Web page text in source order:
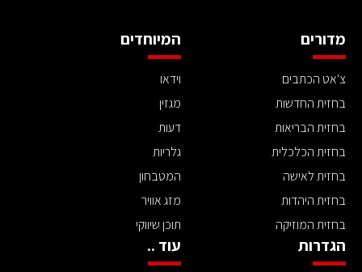
מדורים
צ'אט הכתבים
בחזית החדשות
בחזית הבריאות
בחזית הכלכלית
בחזית לאישה
בחזית היהדות
בחזית המוזיקה
המיוחדים
וידאו
מגזין
דעות
גלריות
המטבחון
מזג אוויר
תוכן שיווקי
הגדרות עוד ..